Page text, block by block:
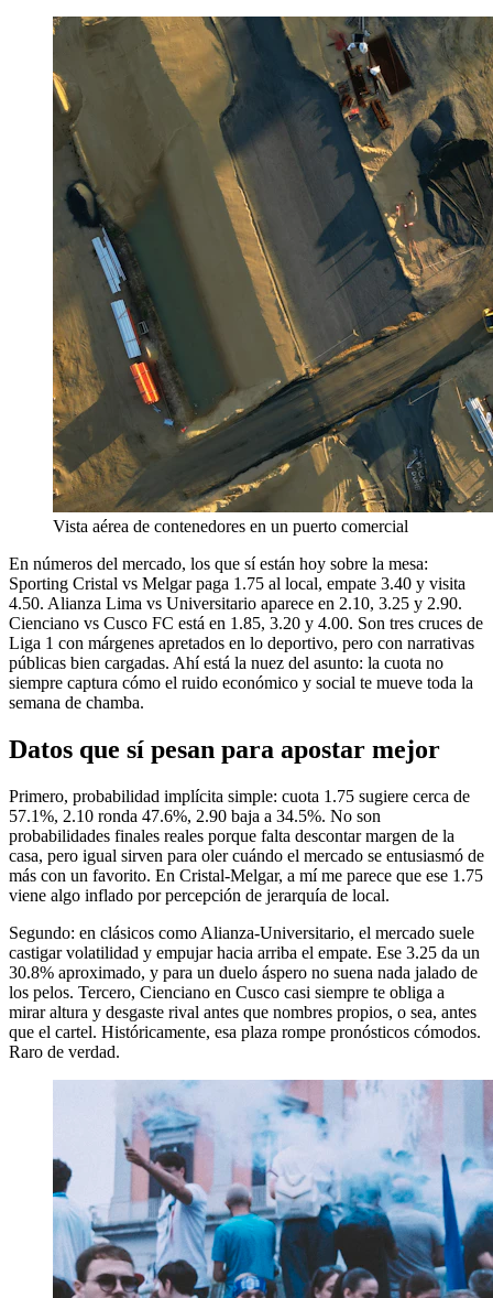
Vista aérea de contenedores en un puerto comercial
En números del mercado, los que sí están hoy sobre la mesa:
Sporting Cristal vs Melgar paga 1.75 al local, empate 3.40 y visita
4.50. Alianza Lima vs Universitario aparece en 2.10, 3.25 y 2.90.
Cienciano vs Cusco FC está en 1.85, 3.20 y 4.00. Son tres cruces de
Liga 1 con márgenes apretados en lo deportivo, pero con narrativas
públicas bien cargadas. Ahí está la nuez del asunto: la cuota no
siempre captura cómo el ruido económico y social te mueve toda la
semana de chamba.
Datos que sí pesan para apostar mejor
Primero, probabilidad implícita simple: cuota 1.75 sugiere cerca de
57.1%, 2.10 ronda 47.6%, 2.90 baja a 34.5%. No son
probabilidades finales reales porque falta descontar margen de la
casa, pero igual sirven para oler cuándo el mercado se entusiasmó de
más con un favorito. En Cristal-Melgar, a mí me parece que ese 1.75
viene algo inflado por percepción de jerarquía de local.
Segundo: en clásicos como Alianza-Universitario, el mercado suele
castigar volatilidad y empujar hacia arriba el empate. Ese 3.25 da un
30.8% aproximado, y para un duelo áspero no suena nada jalado de
los pelos. Tercero, Cienciano en Cusco casi siempre te obliga a
mirar altura y desgaste rival antes que nombres propios, o sea, antes
que el cartel. Históricamente, esa plaza rompe pronósticos cómodos.
Raro de verdad.